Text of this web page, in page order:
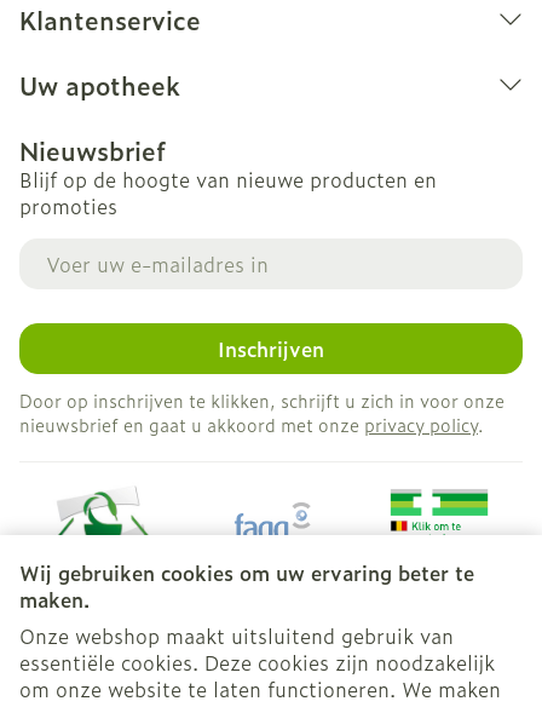
Wij gebruiken cookies om uw ervaring beter te
maken.
Onze webshop maakt uitsluitend gebruik van
essentiële cookies. Deze cookies zijn noodzakelijk
om onze website te laten functioneren. We maken
Klantenservice
Uw apotheek
Nieuwsbrief
Blijf op de hoogte van nieuwe producten en
promoties
Inschrijven
Door op inschrijven te klikken, schrijft u zich in voor onze
nieuwsbrief en gaat u akkoord met onze privacy policy.
Juridische links